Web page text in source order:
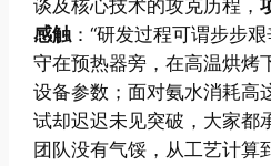
谈及核心技术的攻克历程，
感触：“研发过程可谓步步
守在预热器旁，在高温烘烤
设备参数；面对氨水消耗高
试却迟迟未见突破，大家都
团队没有气馁，从工艺计算